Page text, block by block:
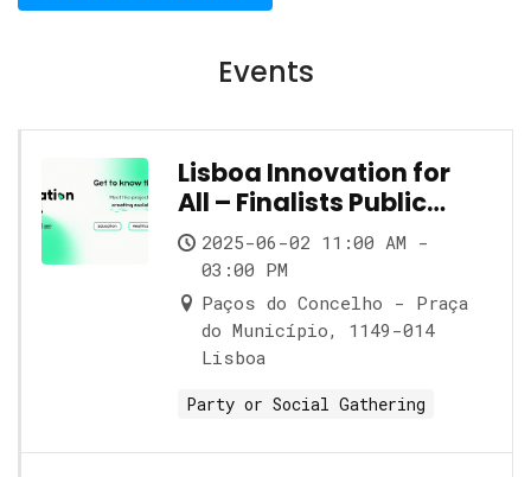
Events
Lisboa Innovation for
All – Finalists Public
Showcase
2025-06-02 11:00 AM -
03:00 PM
Paços do Concelho - Praça
do Município, 1149-014
Lisboa
Party or Social Gathering